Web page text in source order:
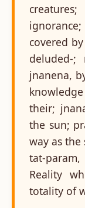
covered
deluded-;
jnanena,
their;
the sun;
way as
tat-
Reality
totality of